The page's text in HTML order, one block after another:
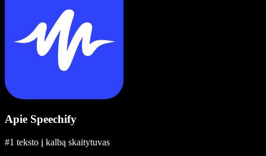
Apie Speechify
#1 teksto į kalbą skaitytuvas